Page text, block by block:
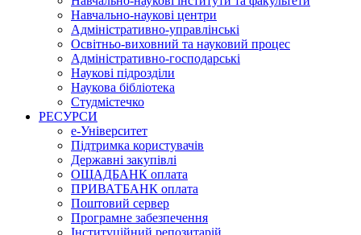
Навчально-наукові центри
Адміністративно-управлінські
Освітньо-виховний та науковий процес
Адміністративно-господарські
Наукові підрозділи
Наукова бібліотека
Студмістечко
РЕСУРСИ
е-Університет
Підтримка користувачів
Державні закупівлі
ОЩАДБАНК оплата
ПРИВАТБАНК оплата
Поштовий сервер
Програмне забезпечення
Інституційний репозитарій